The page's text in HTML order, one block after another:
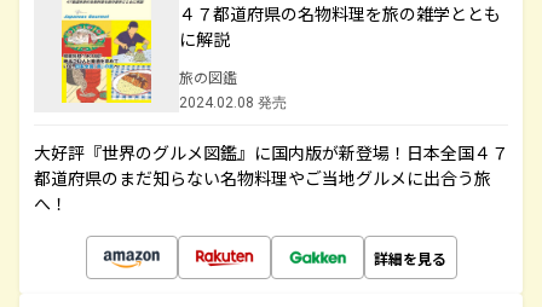
４７都道府県の名物料理を旅の雑学ととも
に解説
旅の図鑑
2024.02.08 発売
大好評『世界のグルメ図鑑』に国内版が新登場！日本全国４７
都道府県のまだ知らない名物料理やご当地グルメに出合う旅
へ！
詳細を見る